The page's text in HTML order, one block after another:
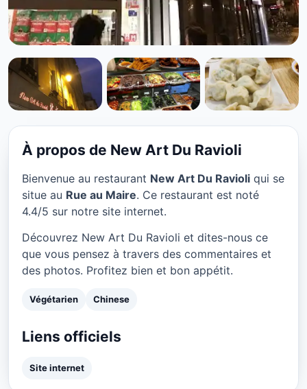
VÉGÉTARIEN
New Art Du Ravioli à Paris
★ 4.4/5
À propos de New Art Du Ravioli
Bienvenue au restaurant New Art Du Ravioli qui se
situe au Rue au Maire. Ce restaurant est noté
4.4/5 sur notre site internet.
Découvrez New Art Du Ravioli et dites-nous ce
que vous pensez à travers des commentaires et
des photos. Profitez bien et bon appétit.
Végétarien Chinese
Liens officiels
Site internet